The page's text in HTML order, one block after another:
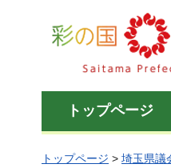
彩の国 埼玉県
トップページ
トップページ > 埼玉県議